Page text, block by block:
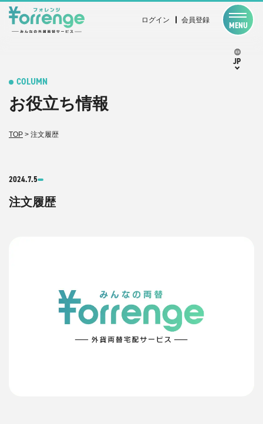
ログイン 会員登録
MENU
JP
COLUMN
お役立ち情報
TOP > 注文履歴
2024.7.5
注文履歴